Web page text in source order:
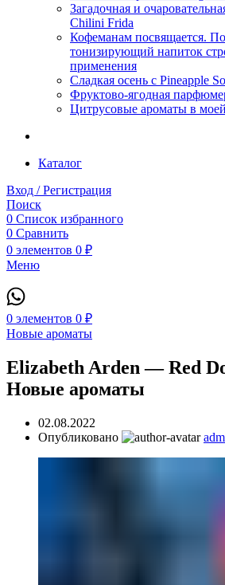
Загадочная и
Chilini Frida
Кофеманам посвящается.
тонизирующий напиток
применения
Сладкая осень с Pineapple
Фруктово-ягодная
​Цитрусовые ароматы в
Каталог
Вход / Регистрация
Поиск
0 Список избранного
0 Сравнить
0 элементов 0 ₽
Меню
0 элементов 0 ₽
Новые ароматы
Elizabeth Arden — Red
Новые ароматы
02.08.2022
Опубликовано